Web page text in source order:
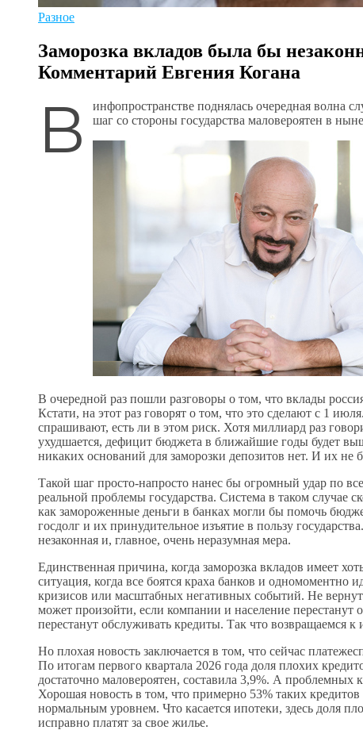
Разное
Заморозка вкладов была бы
Комментарий Евгения Когана
В
инфопространстве поднялась очередная волна
шаг со стороны государства маловероятен в
В очередной раз пошли разговоры о том, что вклады
Кстати, на этот раз говорят о том, что это сделают с 1
спрашивают, есть ли в этом риск. Хотя миллиард раз
ухудшается, дефицит бюджета в ближайшие годы будет
никаких оснований для заморозки депозитов нет. И их не
Такой шаг просто-напросто нанес бы огромный удар по
реальной проблемы государства. Система в таком случае
как замороженные деньги в банках могли бы помочь
госдолг и их принудительное изъятие в пользу
незаконная и, главное, очень неразумная мера.
Единственная причина, когда заморозка вкладов имеет
ситуация, когда все боятся краха банков и одномоментно
кризисов или масштабных негативных событий. Не
может произойти, если компании и население перестанут
перестанут обслуживать кредиты. Так что возвращаемся
Но плохая новость заключается в том, что сейчас
По итогам первого квартала 2026 года доля плохих
достаточно маловероятен, составила 3,9%. А
Хорошая новость в том, что примерно 53% таких
нормальным уровнем. Что касается ипотеки, здесь доля
исправно платят за свое жилье.